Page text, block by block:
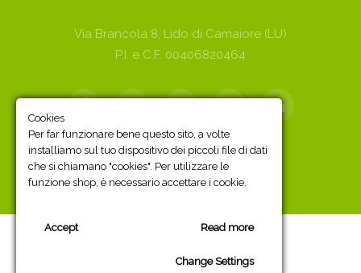
Via Brancola 8, Lido di Camaiore (LU)
P.I. e C.F. 00406820464
Powerd by Sitiwebjoomla
Cookies
Per far funzionare bene questo sito, a volte
installiamo sul tuo dispositivo dei piccoli file di dati
che si chiamano "cookies". Per utilizzare le
funzione shop, è necessario accettare i cookie.
Accept Read more
Change Settings